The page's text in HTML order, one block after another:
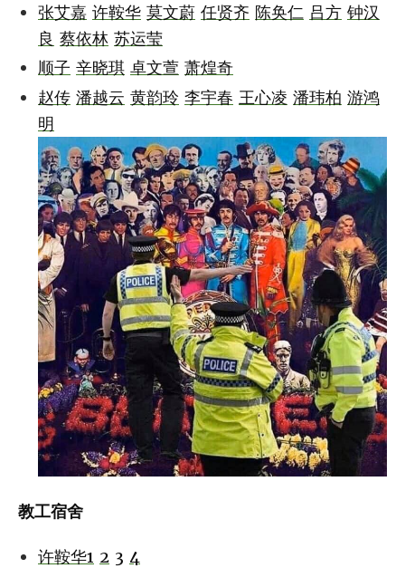
张艾嘉 许鞍华 莫文蔚 任贤齐 陈奂仁 吕方 钟汉
良 蔡依林 苏运莹
顺子 辛晓琪 卓文萱 萧煌奇
赵传 潘越云 黄韵玲 李宇春 王心凌 潘玮柏 游鸿
明
教工宿舍
许鞍华1 2 3 4